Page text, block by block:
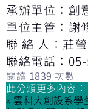
承辦單位：
單位主管：
聯 絡 人：莊
聯絡電話：
閱讀 1839 次數
此分類更多內容：
« 雲科大創設系